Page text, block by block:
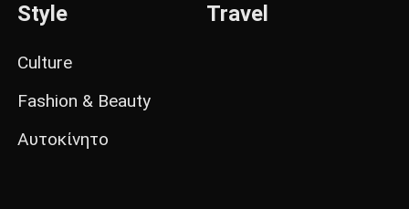
Style
Culture
Fashion & Beauty
Αυτοκίνητο
Travel